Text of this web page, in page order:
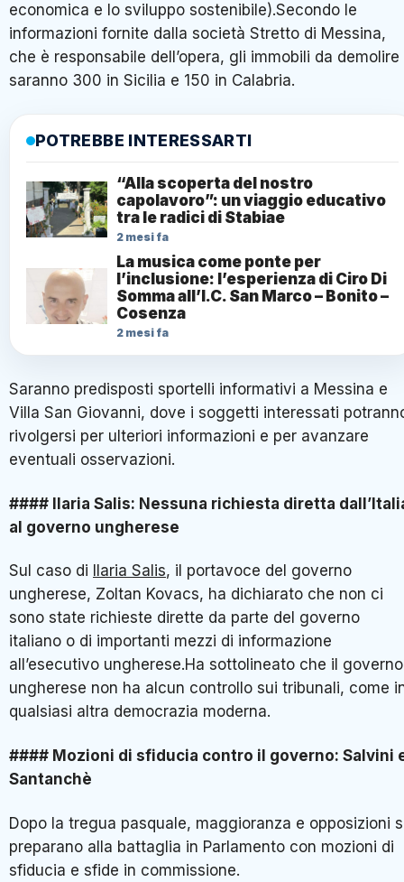
economica e lo sviluppo sostenibile).Secondo le
informazioni fornite dalla società Stretto di Messina,
che è responsabile dell’opera, gli immobili da demolire
saranno 300 in Sicilia e 150 in Calabria.
POTREBBE INTERESSARTI
“Alla scoperta del nostro
capolavoro”: un viaggio educativo
tra le radici di Stabiae
2 mesi fa
La musica come ponte per
l’inclusione: l’esperienza di Ciro Di
Somma all’I.C. San Marco – Bonito –
Cosenza
2 mesi fa
Saranno predisposti sportelli informativi a Messina e
Villa San Giovanni, dove i soggetti interessati
rivolgersi per ulteriori informazioni e per avanzare
eventuali osservazioni.
#### Ilaria Salis: Nessuna richiesta diretta
al governo ungherese
Sul caso di Ilaria Salis, il portavoce del governo
ungherese, Zoltan Kovacs, ha dichiarato che non ci
sono state richieste dirette da parte del governo
italiano o di importanti mezzi di informazione
all’esecutivo ungherese.Ha sottolineato che il governo
ungherese non ha alcun controllo sui tribunali, come
qualsiasi altra democrazia moderna.
#### Mozioni di sfiducia contro il governo: Salvini
Santanchè
Dopo la tregua pasquale, maggioranza e opposizioni
preparano alla battaglia in Parlamento con mozioni di
sfiducia e sfide in commissione.